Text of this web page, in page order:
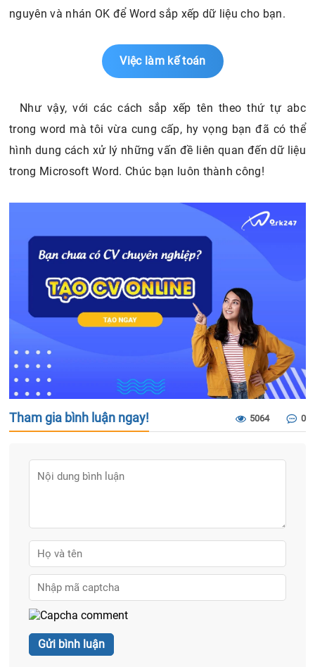
nguyên và nhán OK để Word sắp xếp dữ liệu cho bạn.
Việc làm kế toán
Như vậy, với các cách sắp xếp tên theo thứ tự abc
trong word mà tôi vừa cung cấp, hy vọng bạn đã có thể
hình dung cách xử lý những vấn đề liên quan đến dữ liệu
trong Microsoft Word. Chúc bạn luôn thành công!
Tham gia bình luận ngay! 5064 0